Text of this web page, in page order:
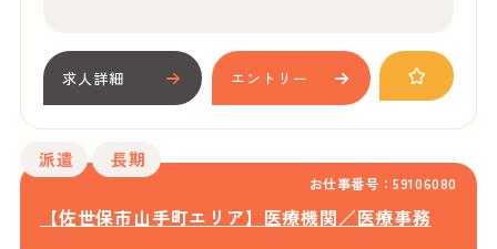
求人詳細 エントリー
お仕事番号：59106080
派遣 長期
【佐世保市山手町エリア】医療機関／医療事務